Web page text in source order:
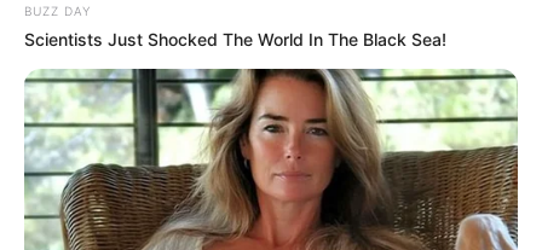
BUZZ DAY
Scientists Just Shocked The World In The Black Sea!